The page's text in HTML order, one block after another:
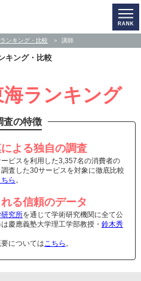
ンキング・比較 講師
キング・比較
ランキング
査の特徴
よる独自の調査
ビスを利用した3,357名の消費者の
査した30サービスを対象に徹底比較
ら 。
る信頼のデータ
研究所を通じて学術研究機関に全て公
慶應義塾大学理工学部教授・ 鈴木秀
についてはこちら 。